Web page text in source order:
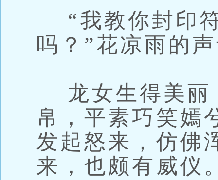
“我教你封印
吗？”花凉雨的
龙女生得美丽
帛，平素巧笑嫣
发起怒来，仿佛
来，也颇有威仪